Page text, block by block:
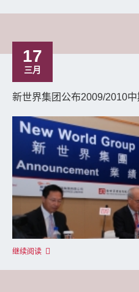
17
三月
新世界集团公布2009/2010
继续阅读